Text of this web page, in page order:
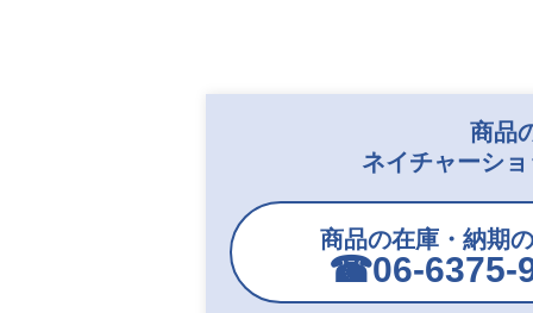
商品
ネイチャーシ
商品の在庫・納期
☎︎06-6375-